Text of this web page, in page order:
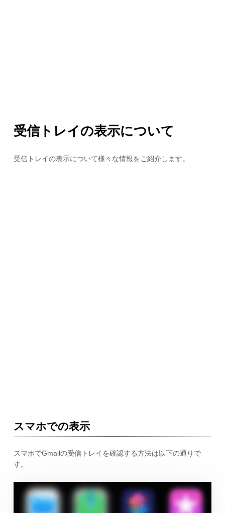
受信トレイの表示について
受信トレイの表示について様々な情報をご紹介します。
スマホでの表示
スマホでGmailの受信トレイを確認する方法は以下の通りで
す。